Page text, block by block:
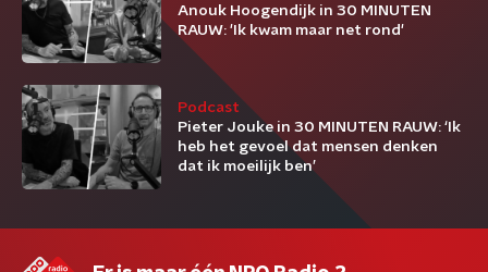
Anouk Hoogendijk in 30 MINUTEN
RAUW: 'Ik kwam maar net rond'
Podcast
Pieter Jouke in 30 MINUTEN RAUW: ‘Ik
heb het gevoel dat mensen denken
dat ik moeilijk ben’